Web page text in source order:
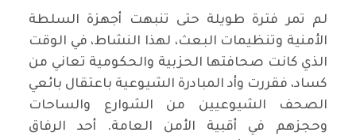
لم تمر فترة طويلة حتى تنبهت أجهزة السلطة
الأمنية وتنظيمات البعث، لهذا النشاط، في الوقت
الذي كانت صحافتها الحزبية والحكومية تعاني من
كساد، فقررت وأد المبادرة الشيوعية باعتقال بائعي
الصحف الشيوعيين من الشوارع والساحات
وحجزهم في أقبية الأمن العامة. أحد الرفاق